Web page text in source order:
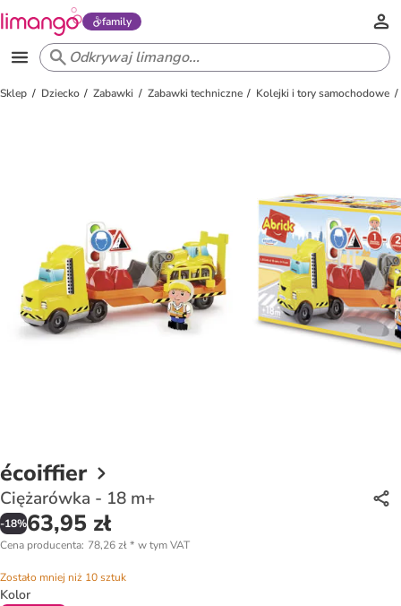
family
Sklep Dziecko Zabawki Zabawki techniczne Kolejki i tory samochodowe
écoiffier
Ciężarówka - 18 m+
-18%63,95 zł
Cena producenta: 78,26 zł* w tym VAT
Zostało mniej niż 10 sztuk
Kolor